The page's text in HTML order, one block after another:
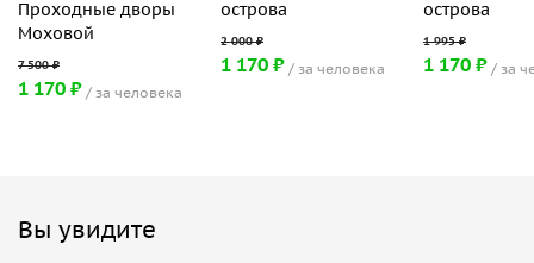
Проходные дворы
Моховой
1 170 ₽ за человека
острова
1 170 ₽ за человека
острова
1 170 ₽ за
Вы увидите